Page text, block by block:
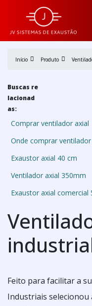
Início Produto
Buscas re
lacionad
as:
Comprar ventilador axial
Onde comprar
Exaustor axial 40 cm
Ventilador axial 350mm
Exaustor axial comercial
Feito para facilitar a
Industriais